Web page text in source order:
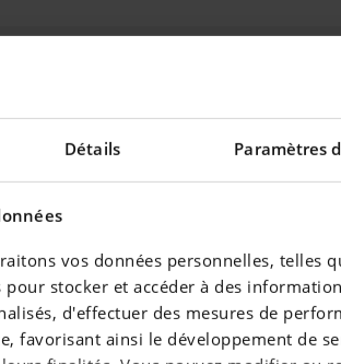
Détails Paramètres
vos données personnelles, telles
pour stocker et accéder à des
d'effectuer des mesures de
favorisant ainsi le développement de